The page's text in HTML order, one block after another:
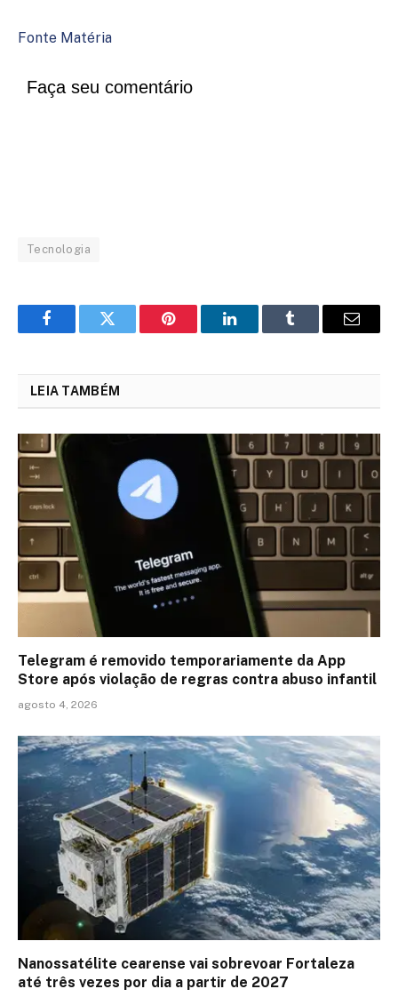
Fonte Matéria
Faça seu comentário
Tecnologia
FacebookTwitter Pinterest LinkedInTumblr Email
LEIA TAMBÉM
Telegram é removido temporariamente da App
Store após violação de regras contra abuso infantil
agosto 4, 2026
Nanossatélite cearense vai sobrevoar Fortaleza
até três vezes por dia a partir de 2027